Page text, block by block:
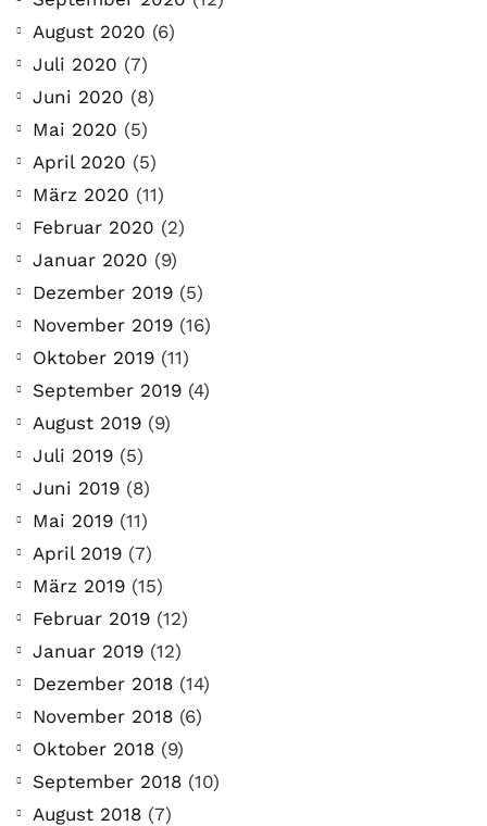
August 2020 (6)
Juli 2020 (7)
Juni 2020 (8)
Mai 2020 (5)
April 2020 (5)
März 2020 (11)
Februar 2020 (2)
Januar 2020 (9)
Dezember 2019 (5)
November 2019 (16)
Oktober 2019 (11)
September 2019 (4)
August 2019 (9)
Juli 2019 (5)
Juni 2019 (8)
Mai 2019 (11)
April 2019 (7)
März 2019 (15)
Februar 2019 (12)
Januar 2019 (12)
Dezember 2018 (14)
November 2018 (6)
Oktober 2018 (9)
September 2018 (10)
August 2018 (7)